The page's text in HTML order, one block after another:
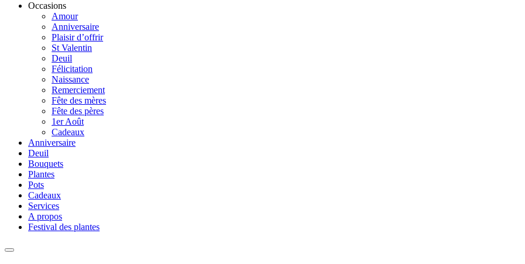
Occasions
Amour
Anniversaire
Plaisir d’offrir
St Valentin
Deuil
Félicitation
Naissance
Remerciement
Fête des mères
Fête des pères
1er Août
Cadeaux
Anniversaire
Deuil
Bouquets
Plantes
Pots
Cadeaux
Services
A propos
Festival des plantes